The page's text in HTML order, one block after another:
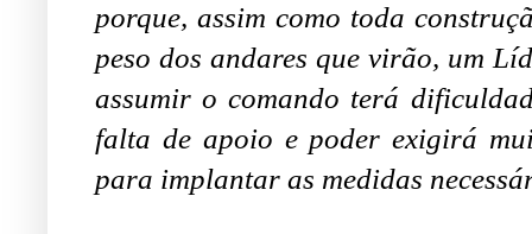
porque, assim como toda
peso dos andares que virão, um
assumir o comando terá
falta de apoio e poder exigirá
para implantar as medidas